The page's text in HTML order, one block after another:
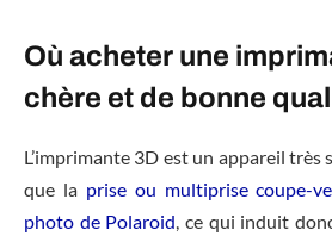
Où acheter une
chère et de bonne
L’imprimante 3D est un appareil
que la prise ou multiprise coupe-
photo de Polaroid , ce qui induit